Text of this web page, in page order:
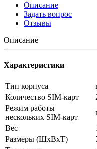
Описание
Задать вопрос
Отзывы
Описание
Характеристики
Тип корпуса
Количество SIM-карт
Режим работы
нескольких SIM-карт
Вес
Размеры (ШxВxТ)